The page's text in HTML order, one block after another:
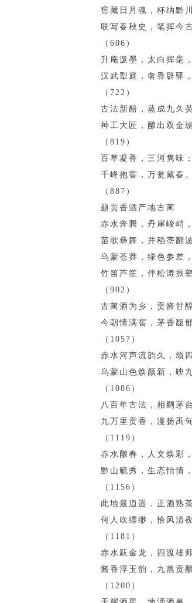
窖藏日月魂，杯纳黔
联写春秋史，笔挥今
（606）
升庵泼墨，太白挥毫
汉武犁庭，奢香辟驿
（722）
古法新醅，蒸成九久
神工大匠，酿出双金
（819）
百草凝香，三河隽味；
千峰抱窖，万瓮藏春。
（887）
题贡香酒产地古蔺
赤水奔腾，丹崖峻峭
苗歌彝舞，并稻垄翻
乌蒙苍莽，绿色参差
竹笛芦笙，伴松涛振
（902）
古蔺酒为乡，贡酱甘
今朝情满窖，茅香馥
（1057）
赤水河声流韵久，颂
乌蒙山色焕颜新，映
（1086）
八百年古法，相嗣茅
九万里贡香，漫扬禹
（1119）
赤水酿春，人文焕彩
黔山毓秀，生态怡情
（1156）
此地最逍遥，正酒熟
何人吹缥缈，恰风清
（1181）
赤水跃金龙，四渡雄
酱香浮玉韵，九蒸贡
（1200）